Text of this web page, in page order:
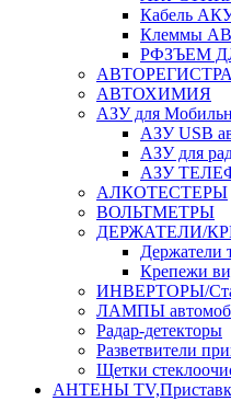
Кабель
Клеммы
РФЗЪЕМ
АВТОХИМИЯ
АЗУ для
АЗУ USB
АЗУ для
АЗУ
АЛКОТЕСТЕРЫ
ВОЛЬТМЕТРЫ
ДЕРЖАТЕЛИ/
Держатели
Крепежи
ИНВЕРТОРЫ/
ЛАМПЫ
Радар-детекторы
Разветвители
Щетки
АНТЕНЫ